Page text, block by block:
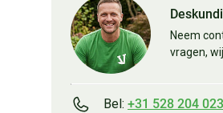
Neem
vragen,
Bel: +31 528 204 023